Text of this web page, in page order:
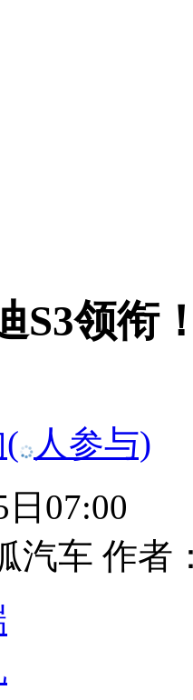
S3领衔
( 人参与)
07:00
汽车 作者